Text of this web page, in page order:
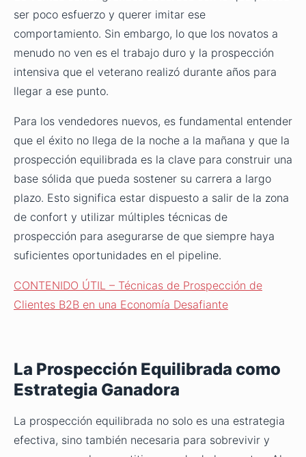
ser poco esfuerzo y querer imitar ese
comportamiento. Sin embargo, lo que los novatos a
menudo no ven es el trabajo duro y la prospección
intensiva que el veterano realizó durante años para
llegar a ese punto.
Para los vendedores nuevos, es fundamental entender
que el éxito no llega de la noche a la mañana y que la
prospección equilibrada es la clave para construir una
base sólida que pueda sostener su carrera a largo
plazo. Esto significa estar dispuesto a salir de la zona
de confort y utilizar múltiples técnicas de
prospección para asegurarse de que siempre haya
suficientes oportunidades en el pipeline.
CONTENIDO ÚTIL – Técnicas de Prospección de
Clientes B2B en una Economía Desafiante
La Prospección Equilibrada como
Estrategia Ganadora
La prospección equilibrada no solo es una estrategia
efectiva, sino también necesaria para sobrevivir y